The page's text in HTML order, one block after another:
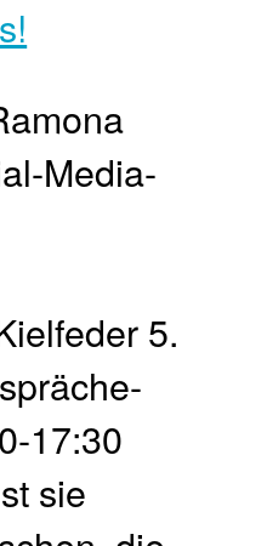
Media-
5.
17:30
sie